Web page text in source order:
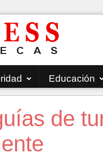
Educación
de